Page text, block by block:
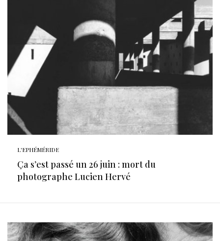
L'EPHÉMÉRIDE
Ça s’est passé un 26 juin : mort du
photographe Lucien Hervé